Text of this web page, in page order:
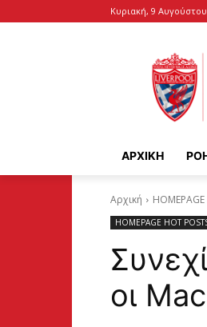
Κυριακή, 9
ΑΡΧΙΚΉ
Αρχική
HOMEPAGE HOT
οι